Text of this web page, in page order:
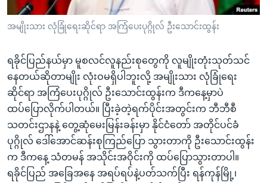
ကျော်
ကြည့်
ရှာဖွေ
ရန်
နေရာ
သို့
ကျော်
ရန်
ဘာသာစကားများ
အမျိုးသား လုံခြုံရေးဆိုင်ရာ အကြံပေးပုဂ္ဂိုလ် ဦးသောင်းထွန်း
ရခိုင်ပြည်နယ်မှာ မူစလင်လူနည်းစုတွေကို လူမျိုးတုံးသုတ်သင်
နေတယ်ဆိုတာမျိုး လုံးဝမရှိပါဘူးလို့ အမျိုးသား လုံခြုံရေး
ဆိုင်ရာ အကြံပေးပုဂ္ဂိုလ် ဦးသောင်းထွန်းက ဒီကနေ့မှာပဲ
ထပ်ပြောလိုက်ပါတယ်။ ပြီးခဲ့တဲ့ရက်ပိုင်းအတွင်းက ဘီဘီစီ
သတင်းဌာနနဲ့ တွေ့ဆုံမေးမြန်းခန်းမှာ နိုင်ငံတော် အတိုင်ပင်ခံ
ပုဂ္ဂိုလ် ဒေါ်အောင်ဆန်းစုကြည်ပြော သွားတာကို ဦးသောင်းထွန်း
က ဒီကနေ့ သံတမန် အသိုင်းအဝိုင်းကို ထပ်ပြောသွားတာပါ။
ရခိုင်ပြည် အခြေအနေ အရပ်ရပ်နဲ့ပတ်သက်ပြီး ရန်ကုန်မြို့၊